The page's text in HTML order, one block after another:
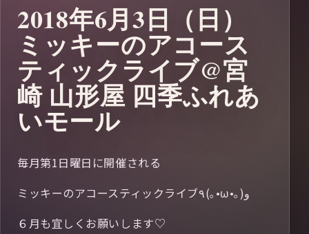
2018年6月3日（日）
ミッキーのアコース
ティックライブ@宮
崎 山形屋 四季ふれあ
いモール
毎月第1日曜日に開催される
ミッキーのアコースティックライブ٩(｡•ω•｡) و
６月も宜しくお願いします♡